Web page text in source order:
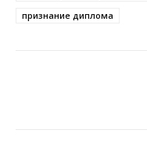
признание диплома